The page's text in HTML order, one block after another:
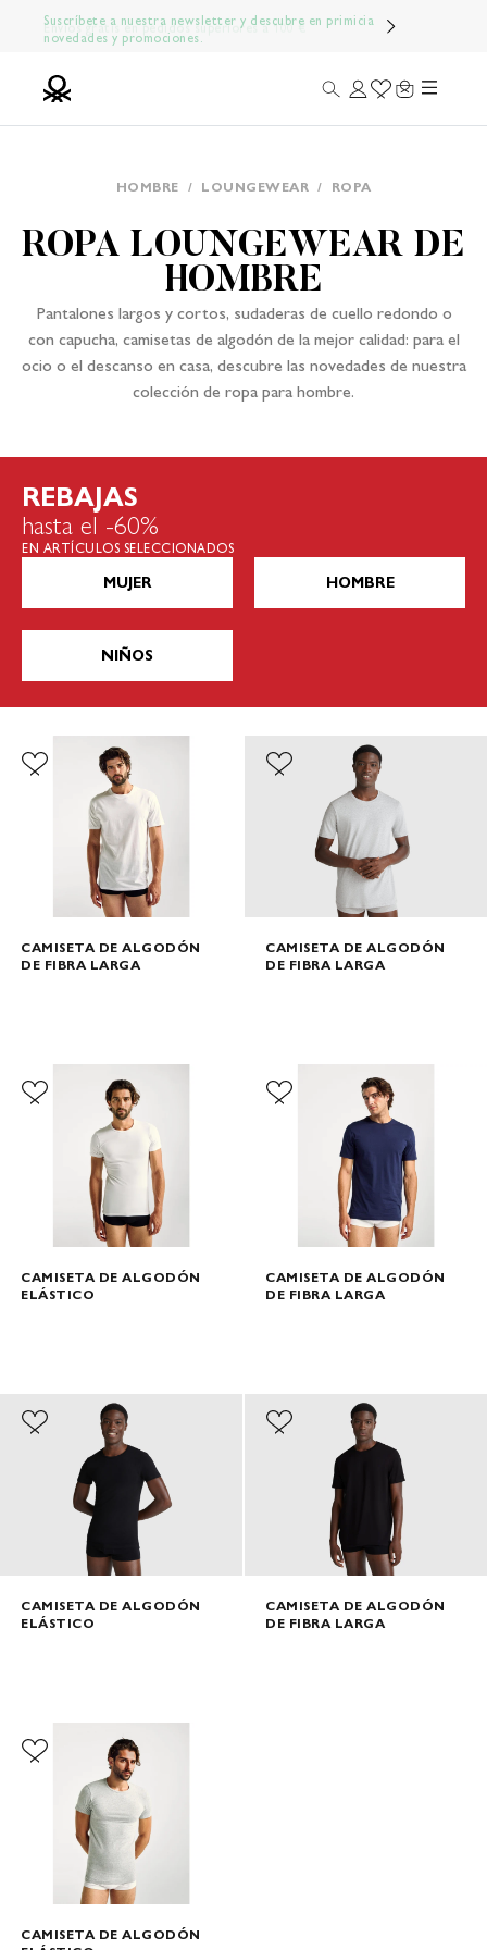
Suscríbete a nuestra newsletter y descubre en primicia
novedades y promociones.
Benetton Official BuscarIniciar sesión
WishlistCarrito
HOMBRE / LOUNGEWEAR / ROPA
ROPA LOUNGEWEAR DE
HOMBRE
Pantalones largos y cortos, sudaderas de cuello redondo o
con capucha, camisetas de algodón de la mejor calidad: para el
ocio o el descanso en casa, descubre las novedades de nuestra
colección de ropa para hombre.
REBAJAS
hasta el -60%
EN ARTÍCULOS SELECCIONADOS
MUJER HOMBRE
NIÑOS
CAMISETA DE ALGODÓN
DE FIBRA LARGA
CAMISETA DE ALGODÓN
DE FIBRA LARGA
CAMISETA DE ALGODÓN
ELÁSTICO
CAMISETA DE ALGODÓN
DE FIBRA LARGA
CAMISETA DE ALGODÓN
ELÁSTICO
CAMISETA DE ALGODÓN
DE FIBRA LARGA
CAMISETA DE ALGODÓN